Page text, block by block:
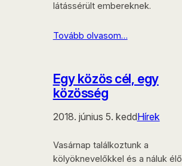
látássérült embereknek.
Tovább olvasom…
Egy közös cél, egy
közösség
2018. június 5. keddHírek
Vasárnap találkoztunk a
kölyöknevelőkkel és a náluk élő